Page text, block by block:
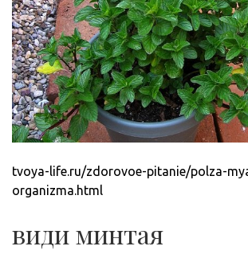
tvoya-life.ru/zdorovoe-pitanie/polza-
organizma.html
види минтая